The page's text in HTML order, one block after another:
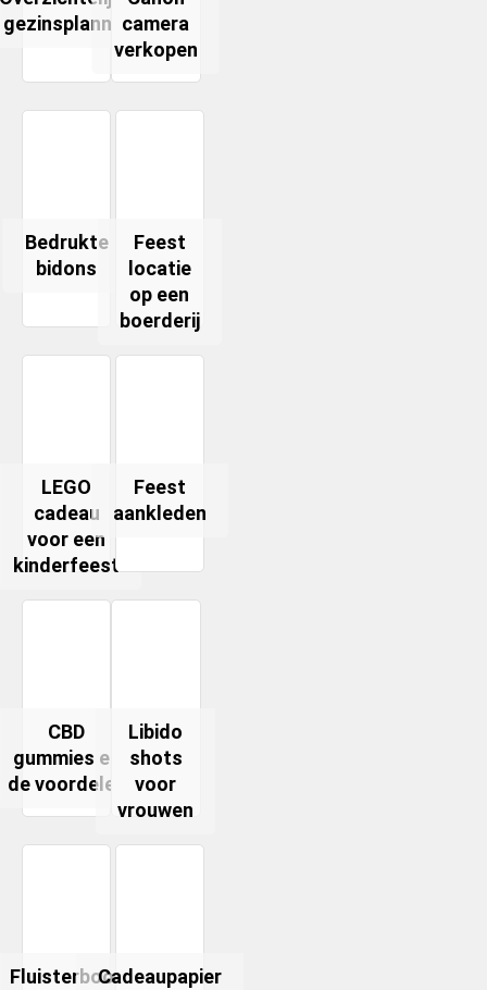
gezinsplannercamera
verkopen
Bedrukte
bidons
Feest
locatie
op een
boerderij
LEGO
cadeau
voor een
kinderfeest
Feest
aankleden
CBD
gummies en
de voordelen
Libido
shots
voor
vrouwen
FluisterbootCadeaupapier